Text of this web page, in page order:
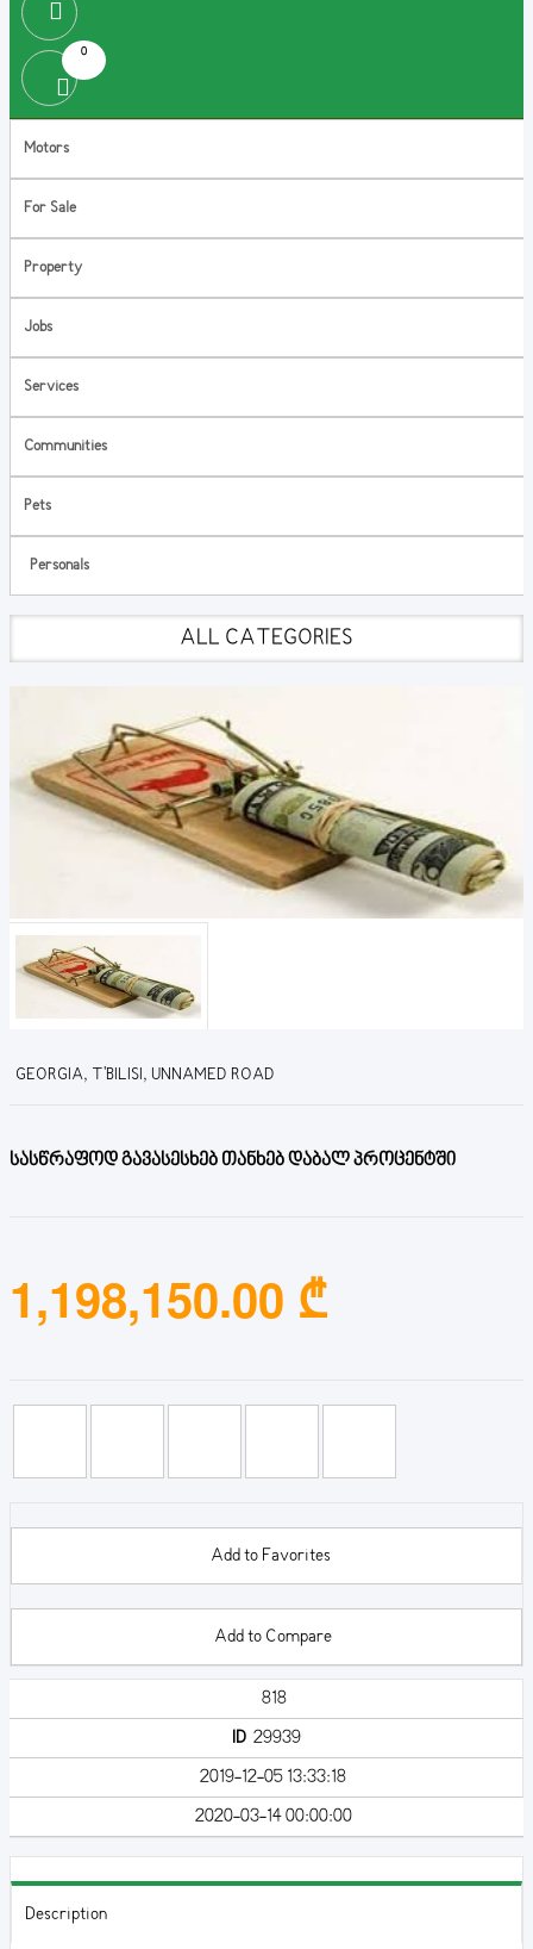
0
Motors
For Sale
Property
Jobs
Services
Communities
Pets
Personals
ALL CATEGORIES
GEORGIA, T'BILISI, UNNAMED ROAD
სასწრაფოდ გავასესხებ თანხებ დაბალ პროცენტში
1,198,150.00 ₾
Add to Favorites
Add to Compare
818
ID29939
2019-12-05 13:33:18
2020-03-14 00:00:00
Description